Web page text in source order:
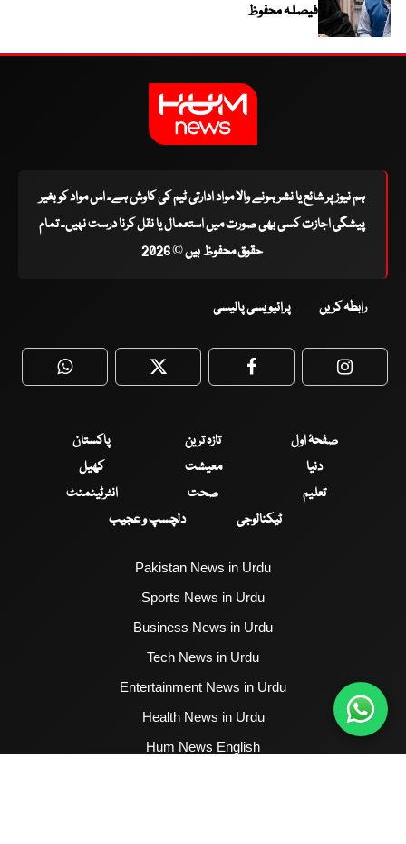
فیصلہ محفوظ
ہم نیوز پر شائع یا نشر ہونے والا مواد ادارتی ٹیم کی کاوش ہے۔ اس مواد کو بغیر
پیشگی اجازت کسی بھی صورت میں استعمال یا نقل کرنا درست نہیں۔ تمام
حقوق محفوظ ہیں © 2026
رابطہ کریں پرائیویسی پالیسی
WhatsApp Twitter Facebook
صفحۂ اول تازہ ترین
پاکستان
دنیا
معیشت
کھیل
تعلیم
صحت
انٹرٹینمنٹ
ٹیکنالوجی
دلچسپ و عجیب
Pakistan News in Urdu
Sports News in Urdu
Business News in Urdu
Tech News in Urdu
Entertainment News in Urdu
Health News in Urdu
Hum News English